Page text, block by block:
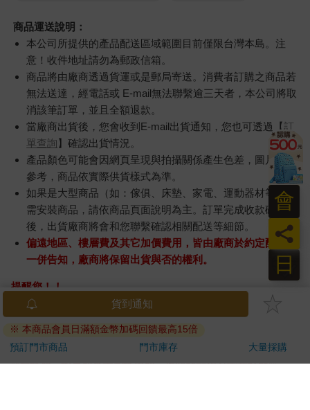
商品運送說明：
本公司所提供的產品配送區域範圍目前僅限台灣本島。注
意！收件地址請勿為郵政信箱。
商品將由廠商透過貨運或是郵局寄送。消費者訂購之商品若
無法送達，經電話或 E-mail無法聯繫逾三天者，本公司將取
消該筆訂單，並且全額退款。
當廠商出貨後，您會收到E-mail出貨通知，您也可透過【訂
單查詢】確認出貨情況。
產品顏色可能會因網頁呈現與拍攝關係產生色差，圖片僅供
參考，商品依實際供貨樣式為準。
如果是大型商品（如：傢俱、床墊、家電、運動器材等）及
需安裝商品，請依商品頁面說明為主。訂單完成收款確認
後，出貨廠商將會和您聯繫確認相關配送等細節。
偏遠地區、樓層費及其它加價費用，皆由廠商於約定配送時
一併告知，廠商將保留出貨與否的權利。
提醒您！！
金石堂及銀行均不會請您操作ATM! 如接獲電話要求您前往
ATM提款機，請不要聽從指示，以免受騙上當！
退換貨須知：
**提醒您，鑑賞期不等於試用期，退回商品須為全新狀態**
貨到通知
※ 本商品會員日滿額金幣加碼回饋最高15倍
預訂門市商品
門市庫存 大量採購
日
員
會